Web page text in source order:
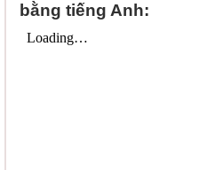
bằng tiếng Anh: